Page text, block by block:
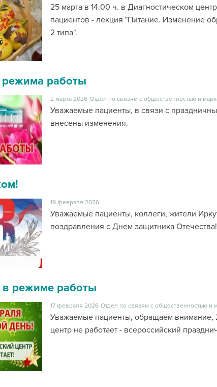
25 марта в 14:00 ч. в Диагностическом
пациентов - лекция "Питание. Изменение
2 типа".
работы
2 марта 2026 Отдел по связям с общественностью и
Уважаемые пациенты, в связи с
внесены изменения.
19 февраля 2026
Уважаемые пациенты, коллеги, жители
поздравления с Днем защитника Отечества!
режиме работы
17 февраля 2026 Отдел по связям с общественностью и
Уважаемые пациенты, обращаем внимание,
центр не работает - всероссийский